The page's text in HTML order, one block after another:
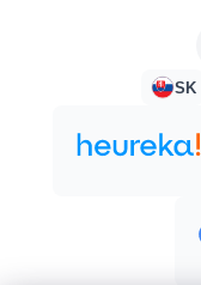
SK